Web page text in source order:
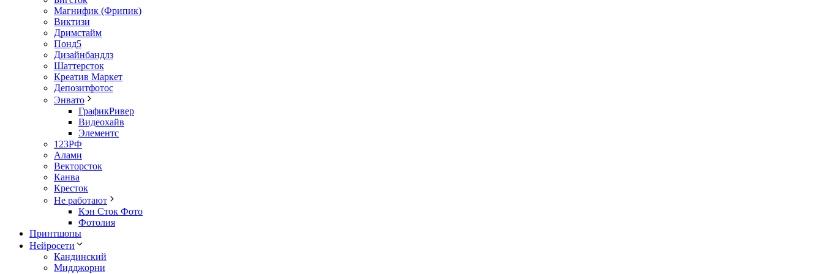
Магнифик (Фрипик)
Виктизи
Дримстайм
Понд5
Дизайнбандлз
Шаттерсток
Креатив Маркет
Депозитфотос
Энвато
ГрафикРивер
Видеохайв
Элементс
123РФ
Алами
Векторсток
Канва
Кресток
Не работают
Кэн Сток Фото
Фотолия
Принтшопы
Нейросети
Кандинский
Мидджорни